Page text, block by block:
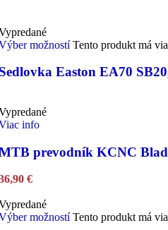
možností Tento produkt má
Easton EA70
info
prevodník KCNC
€
možností Tento produkt má